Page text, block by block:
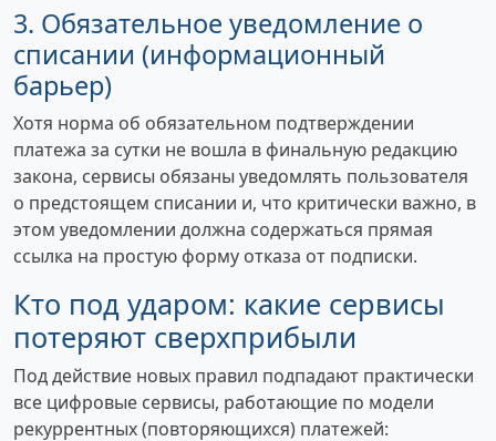
3. Обязательное уведомление о
списании (информационный
барьер)
Хотя норма об обязательном подтверждении
платежа за сутки не вошла в финальную редакцию
закона, сервисы обязаны уведомлять пользователя
о предстоящем списании и, что критически важно, в
этом уведомлении должна содержаться прямая
ссылка на простую форму отказа от подписки.
Кто под ударом: какие сервисы
потеряют сверхприбыли
Под действие новых правил подпадают практически
все цифровые сервисы, работающие по модели
рекуррентных (повторяющихся) платежей: